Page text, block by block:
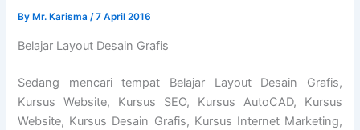
By Mr. Karisma/7 April 2016
Belajar Layout Desain Grafis
Sedang mencari tempat Belajar Layout Desain Grafis,
Kursus Website, Kursus SEO, Kursus AutoCAD, Kursus
Website, Kursus Desain Grafis, Kursus Internet Marketing,